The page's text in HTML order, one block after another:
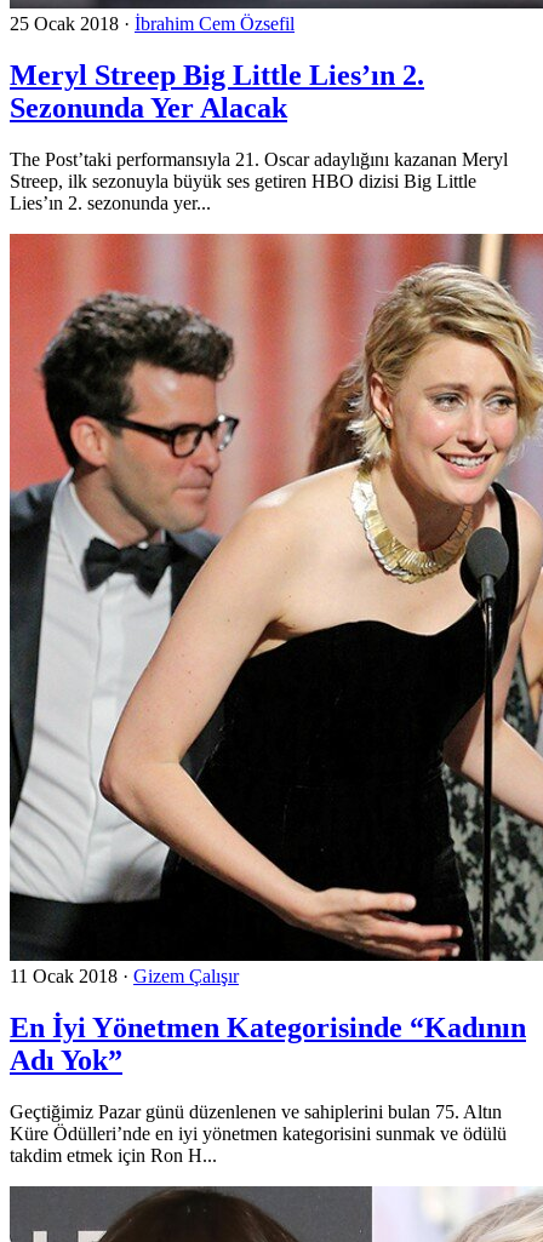
25 Ocak 2018 · İbrahim Cem Özsefil
Meryl Streep Big Little Lies’ın 2.
Sezonunda Yer Alacak
The Post’taki performansıyla 21. Oscar adaylığını kazanan Meryl
Streep, ilk sezonuyla büyük ses getiren HBO dizisi Big Little
Lies’ın 2. sezonunda yer...
11 Ocak 2018 · Gizem Çalışır
En İyi Yönetmen Kategorisinde “Kadının
Adı Yok”
Geçtiğimiz Pazar günü düzenlenen ve sahiplerini bulan 75. Altın
Küre Ödülleri’nde en iyi yönetmen kategorisini sunmak ve ödülü
takdim etmek için Ron H...